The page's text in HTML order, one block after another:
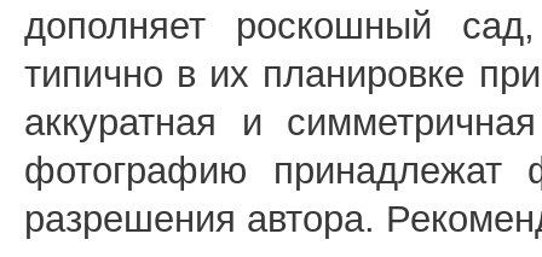
дополняет роскошный
типично в их планировке
аккуратная и
фотографию принадлежат
разрешения автора.